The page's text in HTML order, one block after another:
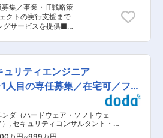
ことが出来ます。 ■
：20〜30時間(※水曜
務：週2〜3日程度※
軟に活用しております
業務
ビスを作り上げた実
。（3）社会的影響
けサービスを通じて、
づくりに挑戦できま
顧客課題を踏まえた価
・多部門を巻き込み、
る大規模プロジェクト
、リリースまで一気
営業部門と連携し、
販売戦略を企画・推
る業務
集／事業・IT戦略策
クトの実行支援まで
グサービスを提供■□
く行っており、重要な
キュリティリスクへ
ネスの発展に寄与して
様な業界の顧客に対し
プロジェクトの推進
ーやリーダーの指示の
トおよびロードマッ
ュリティエンジニア
目の専任募集／在宅可／フレ
ンダ（ハードウェア・ソフトウェ
, セキュリティコンサルタント・ア
リスト セキュリティエンジニア（脆